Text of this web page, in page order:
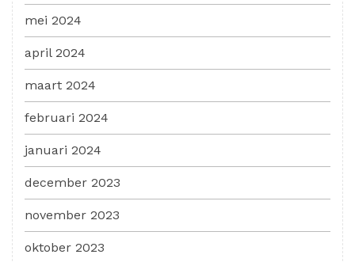
mei 2024
april 2024
maart 2024
februari 2024
januari 2024
december 2023
november 2023
oktober 2023